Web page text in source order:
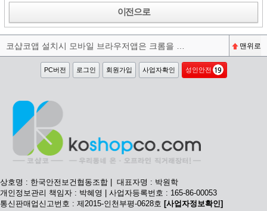
이전으로
맨위로
PC버전 로그인 회원가입 사업자확인 성인안전
상호명 : 한국안전보건협동조합 | 대표자명 : 박원학
개인정보관리 책임자 : 박혜영 | 사업자등록번호 : 165-86-00053
통신판매업신고번호 : 제2015-인천부평-0628호 [사업자정보확인]